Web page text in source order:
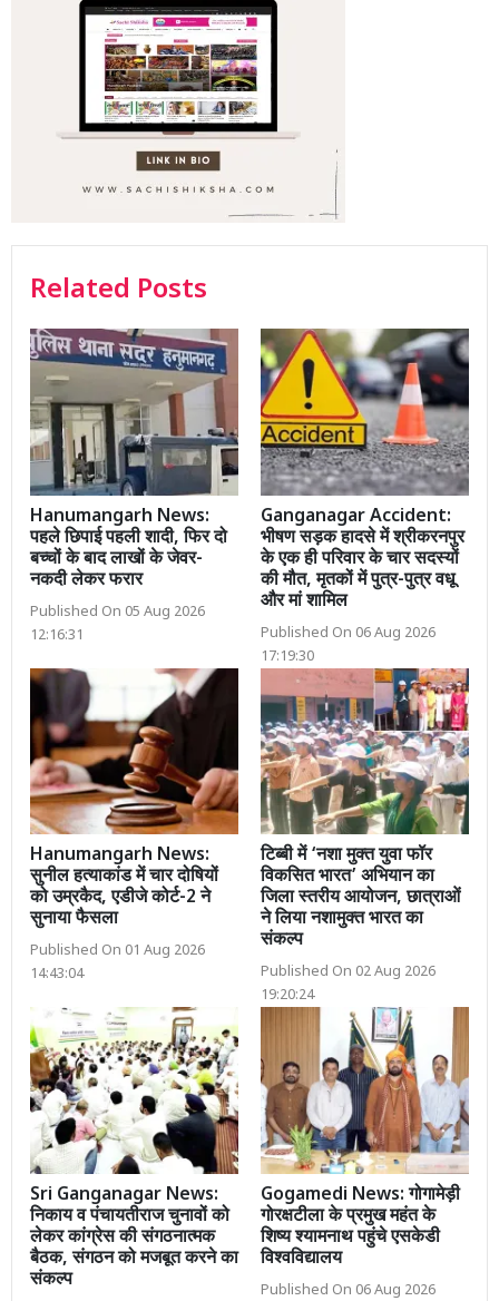
Related Posts
Hanumangarh News:
पहले छिपाई पहली शादी, फिर दो
बच्चों के बाद लाखों के जेवर-
नकदी लेकर फरार
Published On 05 Aug 2026
12:16:31
Ganganagar Accident:
भीषण सड़क हादसे में श्रीकरनपुर
के एक ही परिवार के चार सदस्यों
की मौत, मृतकों में पुत्र-पुत्र वधू
और मां शामिल
Published On 06 Aug 2026
17:19:30
Hanumangarh News:
सुनील हत्याकांड में चार दोषियों
को उम्रकैद, एडीजे कोर्ट-2 ने
सुनाया फैसला
Published On 01 Aug 2026
14:43:04
टिब्बी में ‘नशा मुक्त युवा फॉर
विकसित भारत’ अभियान का
जिला स्तरीय आयोजन, छात्राओं
ने लिया नशामुक्त भारत का
संकल्प
Published On 02 Aug 2026
19:20:24
Sri Ganganagar News:
निकाय व पंचायतीराज चुनावों को
लेकर कांग्रेस की संगठनात्मक
बैठक, संगठन को मजबूत करने का
संकल्प
Gogamedi News: गोगामेड़ी
गोरक्षटीला के प्रमुख महंत के
शिष्य श्यामनाथ पहुंचे एसकेडी
विश्वविद्यालय
Published On 06 Aug 2026